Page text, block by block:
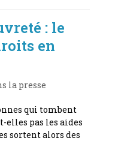
: le
en
la presse
qui tombent
pas les aides
sortent alors des